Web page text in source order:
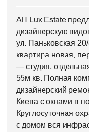
АН Lux Estate
дизайнерскую
ул. Паньковская
квартира новая,
— студия,
55м кв. Полная
дизайнерский
Киева с окнами в
Круглосуточная
с домом вся